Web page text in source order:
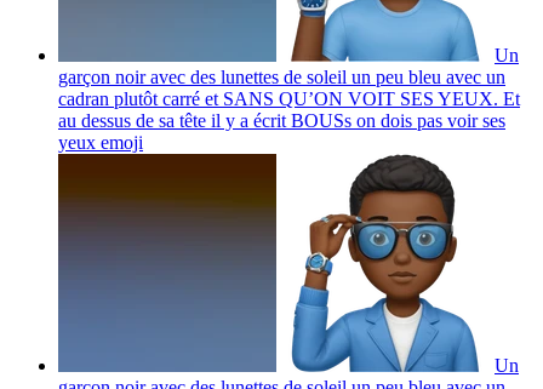
Un
garçon noir avec des lunettes de soleil un peu bleu avec un
cadran plutôt carré et SANS QU’ON VOIT SES YEUX. Et
au dessus de sa tête il y a écrit BOUSs on dois pas voir ses
yeux emoji
Un